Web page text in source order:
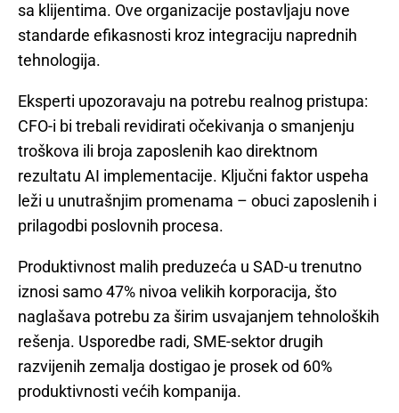
sa klijentima. Ove organizacije postavljaju nove
standarde efikasnosti kroz integraciju naprednih
tehnologija.
Eksperti upozoravaju na potrebu realnog pristupa:
CFO-i bi trebali revidirati očekivanja o smanjenju
troškova ili broja zaposlenih kao direktnom
rezultatu AI implementacije. Ključni faktor uspeha
leži u unutrašnjim promenama – obuci zaposlenih i
prilagodbi poslovnih procesa.
Produktivnost malih preduzeća u SAD-u trenutno
iznosi samo 47% nivoa velikih korporacija, što
naglašava potrebu za širim usvajanjem tehnoloških
rešenja. Usporedbe radi, SME-sektor drugih
razvijenih zemalja dostigao je prosek od 60%
produktivnosti većih kompanija.